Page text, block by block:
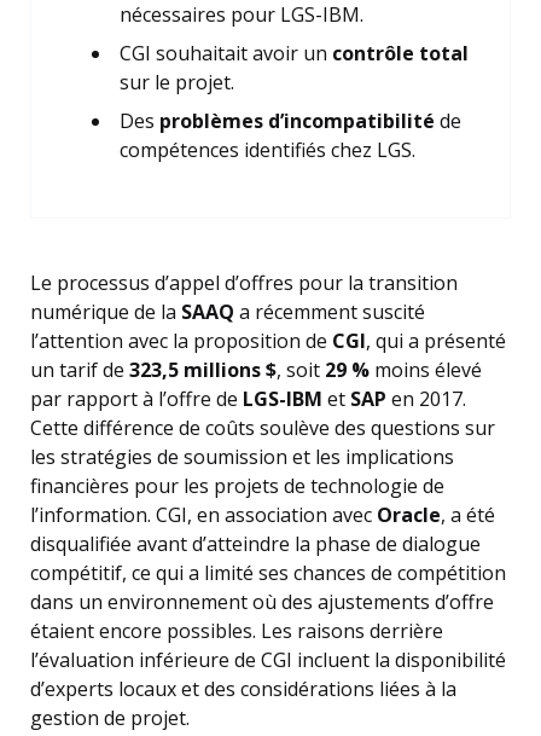
nécessaires pour LGS-IBM.
CGI souhaitait avoir un contrôle total
sur le projet.
Des problèmes d’incompatibilité de
compétences identifiés chez LGS.
Le processus d’appel d’offres pour la transition
numérique de la SAAQ a récemment suscité
l’attention avec la proposition de CGI, qui a présenté
un tarif de 323,5 millions $, soit 29 % moins élevé
par rapport à l’offre de LGS-IBM et SAP en 2017.
Cette différence de coûts soulève des questions sur
les stratégies de soumission et les implications
financières pour les projets de technologie de
l’information. CGI, en association avec Oracle, a été
disqualifiée avant d’atteindre la phase de dialogue
compétitif, ce qui a limité ses chances de compétition
dans un environnement où des ajustements d’offre
étaient encore possibles. Les raisons derrière
l’évaluation inférieure de CGI incluent la disponibilité
d’experts locaux et des considérations liées à la
gestion de projet.